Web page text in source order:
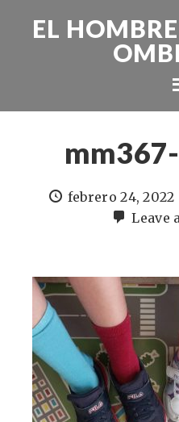
EL
febrero 24, 2022
Leave